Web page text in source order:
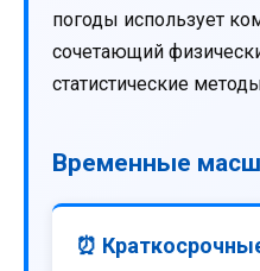
погоды использует
сочетающий
статистические
Временные
⏰